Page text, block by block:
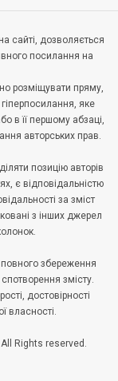
сайті, дозволяється
посилання на
розміщувати пряму,
яке
в її першому абзаці,
авторських прав.
позицію авторів
є відповідальністю
за зміст
з інших джерел
повного збереження
змісту.
достовірності
власності.
All Rights reserved.